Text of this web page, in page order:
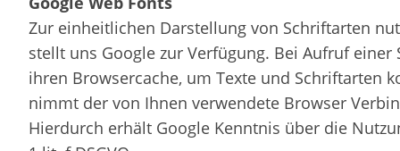
Zur einheitlichen Darstellung von Schriftarten
stellt uns Google zur Verfügung. Bei Aufruf
ihren Browsercache, um Texte und Schriftarten
nimmt der von Ihnen verwendete Browser
Hierdurch erhält Google Kenntnis über die